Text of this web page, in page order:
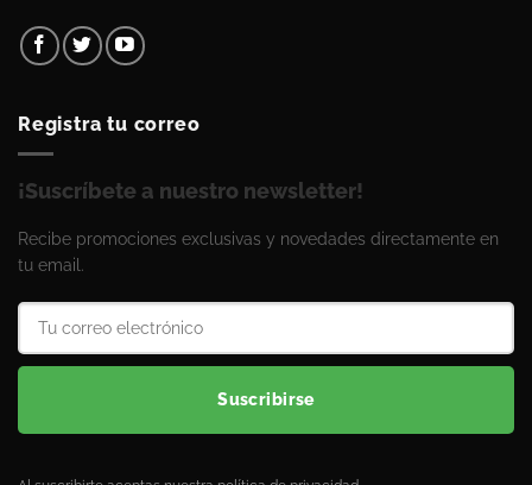
Registra tu correo
¡Suscríbete a nuestro newsletter!
Recibe promociones exclusivas y novedades directamente en
tu email.
Suscribirse